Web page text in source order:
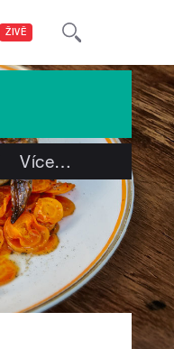
ŽIVĚ
Více…